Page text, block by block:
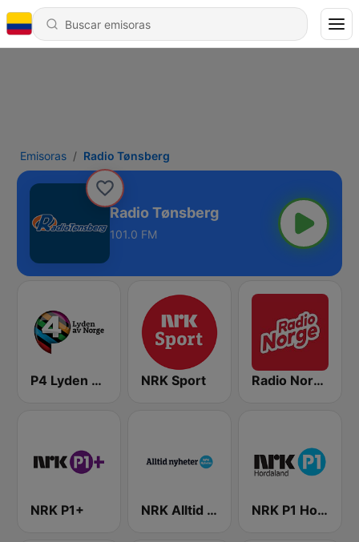
Emisoras Radio Tønsberg
Radio Tønsberg
101.0 FM
P4 Lyden av Norge NRK Sport Radio Norge
NRK P1+ NRK Alltid Nyheter NRK P1 Hordaland